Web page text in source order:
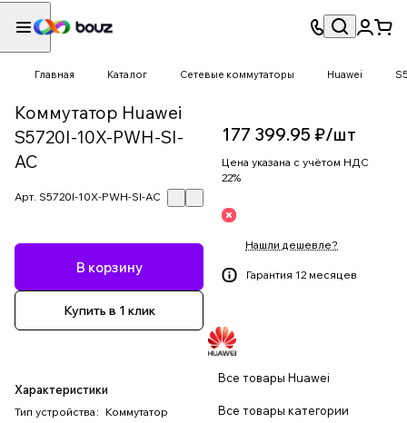
Главная Каталог Сетевые коммутаторы Huawei
Коммутатор Huawei
S5720I-10X-PWH-SI-
AC
Арт. S5720I-10X-PWH-SI-AC
В корзину
Купить в 1 клик
Характеристики
Тип устройства : Коммутатор
177 399.95 ₽/шт
Цена указана с учётом НДС
22%
Нашли дешевле?
Гарантия 12 месяцев
Все товары Huawei
Все товары категории